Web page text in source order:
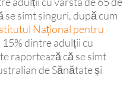
se simt singuri, după cum
Național pentru
dintre adulții cu
raportează că se simt
de Sănătate și